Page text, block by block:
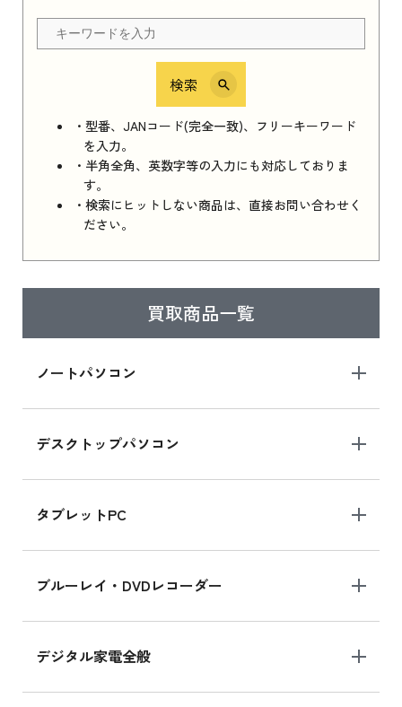
検索
・型番、JANコード(完全一致)、フリーキーワード
を入力。
・半角全角、英数字等の入力にも対応しておりま
す。
・検索にヒットしない商品は、直接お問い合わせく
ださい。
買取商品一覧
ノートパソコン
デスクトップパソコン
タブレットPC
ブルーレイ・DVDレコーダー
デジタル家電全般
ちら
iPhone 16e シリーズ 2025
iPhone 16e シリーズ 2025 新品買取価格はこち
ら
iPad 11インチ 2025年春モデル
はこちら
ら
iPad mini シリーズ 2024
iPad mini 8.3インチ の新品買取価格
iPhone 16 シリーズ
iPhone 16 の新品買取価格
iPad Air 11インチ シリーズ
iPad Air 11インチ の新品買取価格